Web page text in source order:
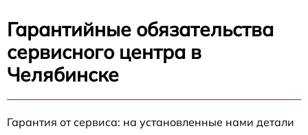
Гарантийные обязательства
сервисного центра в
Челябинске
Гарантия от сервиса: на установленные нами детали